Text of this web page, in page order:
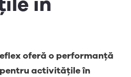
oferă o performanță
activitățile în